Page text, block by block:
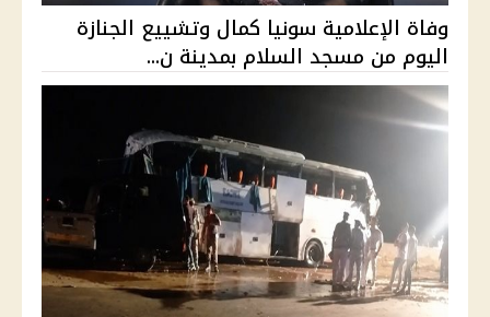
وفاة الإعلامية سونيا كمال وتشييع الجنازة
اليوم من مسجد السلام بمدينة ن...